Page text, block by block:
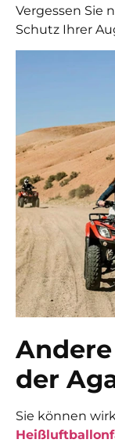
Vergessen Sie
Schutz Ihrer
der
Sie können